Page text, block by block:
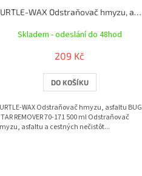
TURTLE-WAX Odstraňovač hmyzu, asfaltu BUG & TAR REMOVER 70-171 500 ml
Skladem - odeslání do 48hod
209 Kč
DO KOŠÍKU
WAX Odstraňovač hmyzu, asfaltu BUG
TAR REMOVER 70-171 500 ml Odstraňovač
asfaltu a cestných nečistôt...